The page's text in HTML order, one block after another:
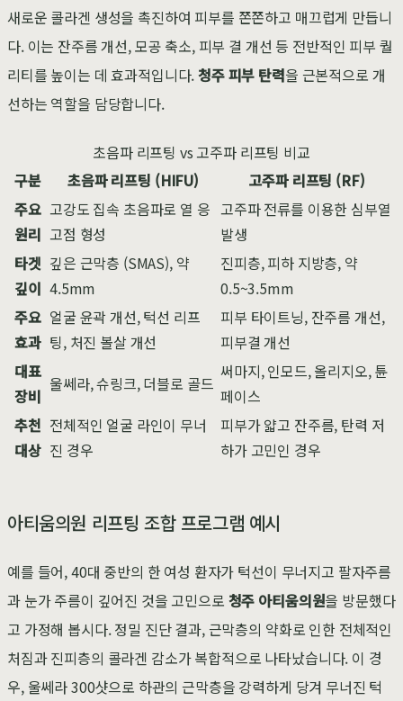
새로운 콜라겐 생성을 촉진하여 피부를 쫀쫀하고 매끄럽게 만듭니
다. 이는 잔주름 개선, 모공 축소, 피부 결 개선 등 전반적인 피부 퀄
리티를 높이는 데 효과적입니다.청주 피부 탄력을 근본적으로 개
선하는 역할을 담당합니다.
초음파 리프팅 vs 고주파 리프팅 비교
구분
초음파 리프팅 (HIFU)
고주파 리프팅 (RF)
주요
원리
고강도 집속 초음파로 열 응
고점 형성
고주파 전류를 이용한 심부열
발생
타겟
깊이
깊은 근막층 (SMAS), 약
4.5mm
진피층, 피하 지방층, 약
0.5~3.5mm
주요
효과
얼굴 윤곽 개선, 턱선 리프
팅, 처진 볼살 개선
피부 타이트닝, 잔주름 개선,
피부결 개선
대표
장비
울쎄라, 슈링크, 더블로 골드
써마지, 인모드, 올리지오, 튠
페이스
추천
대상
전체적인 얼굴 라인이 무너
진 경우
피부가 얇고 잔주름, 탄력 저
하가 고민인 경우
아티움의원 리프팅 조합 프로그램 예시
예를 들어, 40대 중반의 한 여성 환자가 턱선이 무너지고 팔자주름
과 눈가 주름이 깊어진 것을 고민으로 청주 아티움의원을 방문했다
고 가정해 봅시다. 정밀 진단 결과, 근막층의 약화로 인한 전체적인
처짐과 진피층의 콜라겐 감소가 복합적으로 나타났습니다. 이 경
우, 울쎄라 300샷으로 하관의 근막층을 강력하게 당겨 무너진 턱